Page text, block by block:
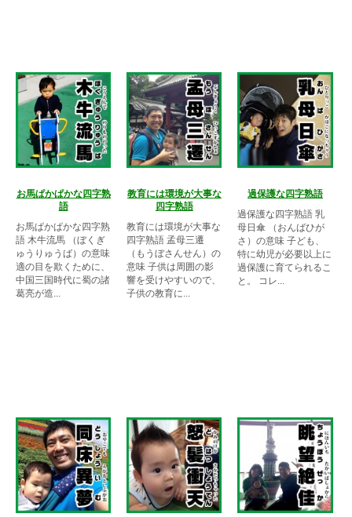
お馬ぱかぱかな四字熟
語
お馬ぱかぱかな四字熟
語 木牛流馬 （ぼくぎ
ゅうりゅうば）の意味
適の目を欺くために、
中国三国時代に蜀の諸
葛亮が造...
教育には環境が大事な
四字熟語
教育には環境が大事な
四字熟語 孟母三遷
（もうぼさんせん）の
意味 子供は周囲の影
響を受けやすいので、
子供の教育に...
過保護な四字熟語
過保護な四字熟語 乳
母日傘 （おんばひが
さ）の意味 子ども、
特に幼児が必要以上に
過保護に育てられるこ
と。 コレ...